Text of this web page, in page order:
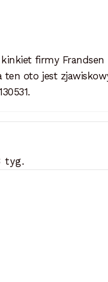
firmy
ten oto jest
tyg.